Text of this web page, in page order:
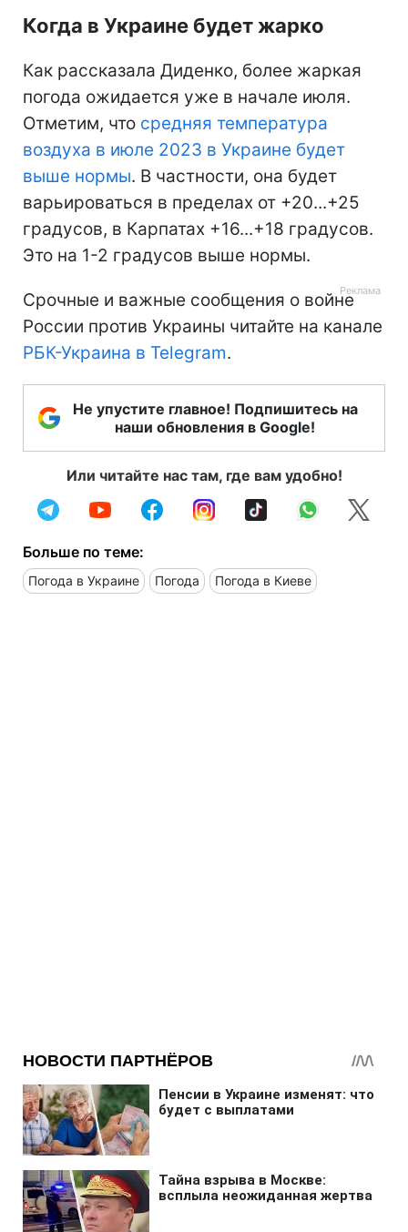
Когда в Украине будет жарко
Как рассказала Диденко, более жаркая
погода ожидается уже в начале июля.
Отметим, что средняя температура
воздуха в июле 2023 в Украине будет
выше нормы. В частности, она будет
варьироваться в пределах от +20...+25
градусов, в Карпатах +16...+18 градусов.
Это на 1-2 градусов выше нормы.
Срочные и важные сообщения о войне
России против Украины читайте на канале
РБК-Украина в Telegram.
Не упустите главное! Подпишитесь на
наши обновления в Google!
Или читайте нас там, где вам удобно!
Больше по теме:
Погода в Украине Погода Погода в Киеве